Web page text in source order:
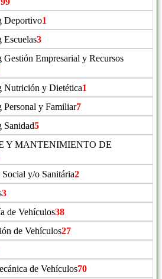
Deportivo1
Escuelas3
Gestión Empresarial y Recursos
Nutrición y Dietética1
Personal y Familiar7
Sanidad5
Y MANTENIMIENTO DE
y/o Sanitária2
3
de Vehículos38
de Vehículos27
de Vehículos70